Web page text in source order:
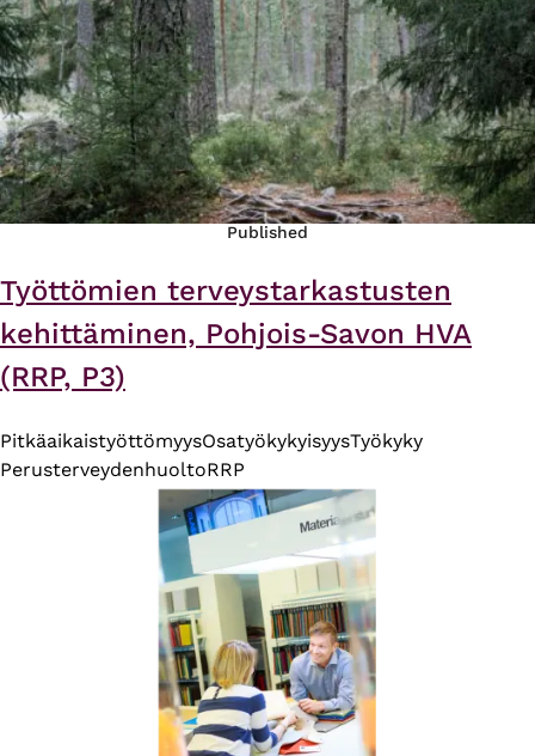
Published
Työttömien terveystarkastusten
kehittäminen, Pohjois-Savon HVA
(RRP, P3)
PitkäaikaistyöttömyysOsatyökykyisyysTyökyky
PerusterveydenhuoltoRRP